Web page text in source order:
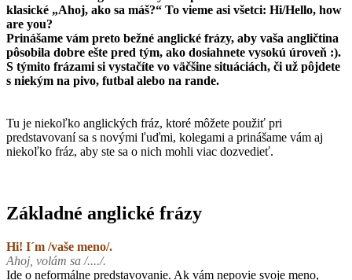
klasické „Ahoj, ako sa máš?“ To vieme asi všetci: Hi/Hello, how
are you?
Prinášame vám preto bežné anglické frázy, aby vaša angličtina
pôsobila dobre ešte pred tým, ako dosiahnete vysokú úroveň :).
S týmito frázami si vystačíte vo väčšine situáciách, či už pôjdete
s niekým na pivo, futbal alebo na rande.
Tu je niekoľko anglických fráz, ktoré môžete použiť pri
predstavovaní sa s novými ľuďmi, kolegami a prinášame vám aj
niekoľko fráz, aby ste sa o nich mohli viac dozvedieť.
Základné anglické frázy
Hi! I´m /vaše meno/.
Ahoj, volám sa /..../.
Ide o neformálne predstavovanie. Ak vám nepovie svoje meno,